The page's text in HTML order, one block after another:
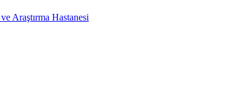
Araştırma Hastanesi